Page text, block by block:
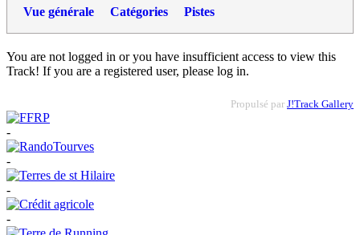
Vue générale Catégories Pistes
You are not logged in or you have insufficient access to view this
Track! If you are a registered user, please log in.
Propulsé par J!Track Gallery
-
-
-
-